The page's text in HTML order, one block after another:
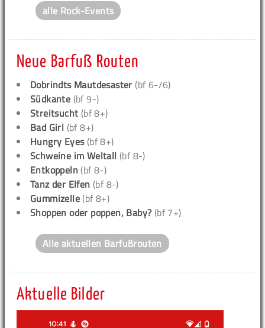
alle Rock-Events
Neue Barfuß Routen
Dobrindts Mautdesaster (bf 6-/6)
Südkante (bf 9-)
Streitsucht (bf 8+)
Bad Girl (bf 8+)
Hungry Eyes(bf 8+)
Schweine im Weltall (bf 8-)
Entkoppeln (bf 8-)
Tanz der Elfen (bf 8-)
Gummizelle (bf 8+)
Shoppen oder poppen, Baby? (bf 7+)
Alle aktuellen Barfußrouten
Aktuelle Bilder